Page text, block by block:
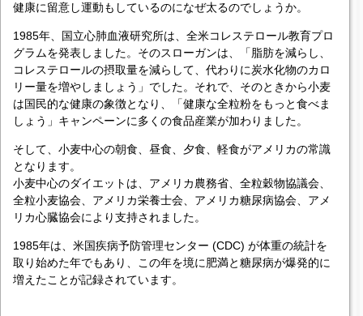
健康に留意し運動もしているのになぜ太るのでしょうか。
1985年、国立心肺血液研究所は、全米コレステロール教育プロ
グラムを発表しました。そのスローガンは、「脂肪を減らし、
コレステロールの摂取量を減らして、代わりに炭水化物のカロ
リー量を増やしましょう」でした。それで、そのときから小麦
は国民的な健康の象徴となり、「健康な全粒粉をもっと食べま
しょう」キャンペーンに多くの食品産業が加わりました。
そして、小麦中心の朝食、昼食、夕食、軽食がアメリカの常識
となります。
小麦中心のダイエットは、アメリカ農務省、全粒穀物協議会、
全粒小麦協会、アメリカ栄養士会、アメリカ糖尿病協会、アメ
リカ心臓協会により支持されました。
1985年は、米国疾病予防管理センター (CDC) が体重の統計を
取り始めた年でもあり、この年を境に肥満と糖尿病が爆発的に
増えたことが記録されています。